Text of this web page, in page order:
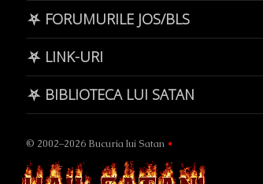
⛧ FORUMURILE JOS/BLS
⛧ LINK-URI
⛧ BIBLIOTECA LUI SATAN
© 2002–2026 Bucuria lui Satan •
Page